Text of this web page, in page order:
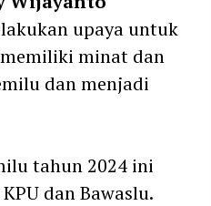
upaya untuk
minat dan
dan menjadi
tahun 2024 ini
dan Bawaslu.